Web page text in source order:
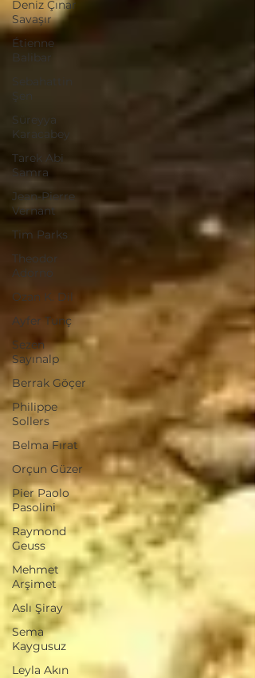
Deniz Çınar
Savaşır
Étienne
Balibar
Şen
Süreyya
Karacabey
Tarek Abi
Samra
Jean-Pierre
Vernant
Tim Parks
Theodor
Adorno
Ozan K. Dil
Ayfer Tunç
Sezen
Sayınalp
Berrak Göçer
Philippe
Sollers
Belma Fırat
Orçun Güzer
Pier Paolo
Pasolini
Raymond
Geuss
Mehmet
Arşimet
Aslı Şiray
Sema
Kaygusuz
Leyla Akın